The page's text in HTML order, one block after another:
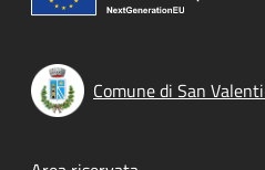
Comune di San